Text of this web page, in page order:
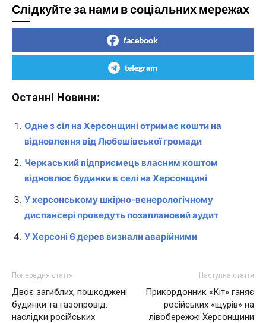
Слідкуйте за нами в соціальних мережах
facebook
telegram
Останні Новини:
Одне з сіл на Херсонщині отримає кошти на
відновлення від Любешівської громади
Черкаський підприємець власним коштом
відновлює будинки в селі на Херсонщині
У херсонському шкірно-венерологічному
диспансері проведуть позаплановий аудит
У Херсоні 6 дерев визнали аварійними
Попередня стаття
Двоє загиблих, пошкоджені
будинки та газопровід:
наслідки російських
Наступна стаття
Прикордонник «Кіт» ганяє
російських «щурів» на
лівобережжі Херсонщини